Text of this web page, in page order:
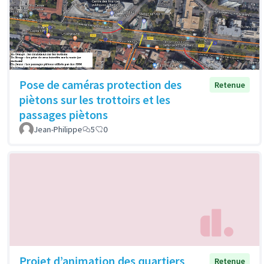
Pose de caméras protection des
piètons sur les trottoirs et les
passages piètons
Retenue
Jean-Philippe 5 0
Projet d’animation des quartiers Retenue